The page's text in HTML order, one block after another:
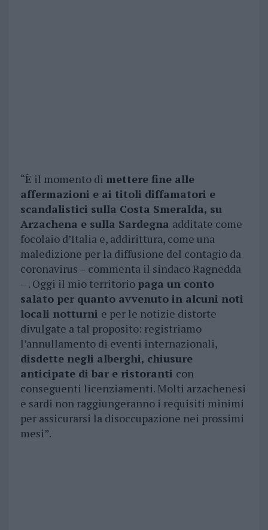
“È il momento di mettere fine alle
affermazioni e ai titoli diffamatori e
scandalistici sulla Costa Smeralda, su
Arzachena e sulla Sardegna additate come
focolaio d’Italia e, addirittura, come una
maledizione per la diffusione del contagio da
coronavirus – commenta il sindaco Ragnedda
– . Oggi il mio territorio paga un conto
salato per quanto avvenuto in alcuni noti
locali notturni e per le notizie distorte
divulgate a tal proposito: registriamo
l’annullamento di eventi internazionali,
disdette negli alberghi, chiusure
anticipate di bar e ristoranti con
conseguenti licenziamenti. Molti arzachenesi
e sardi non raggiungeranno i requisiti minimi
per assicurarsi la disoccupazione nei prossimi
mesi”.